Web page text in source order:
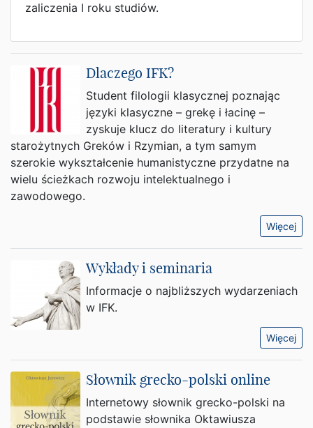
zaliczenia I roku studiów.
Dlaczego IFK?
Student filologii klasycznej poznając
języki klasyczne – grekę i łacinę –
zyskuje klucz do literatury i kultury
starożytnych Greków i Rzymian, a tym samym
szerokie wykształcenie humanistyczne przydatne na
wielu ścieżkach rozwoju intelektualnego i
zawodowego.
Więcej
Wykłady i seminaria
Informacje o najbliższych wydarzeniach
w IFK.
Więcej
Słownik grecko-polski online
Internetowy słownik grecko-polski na
podstawie słownika Oktawiusza